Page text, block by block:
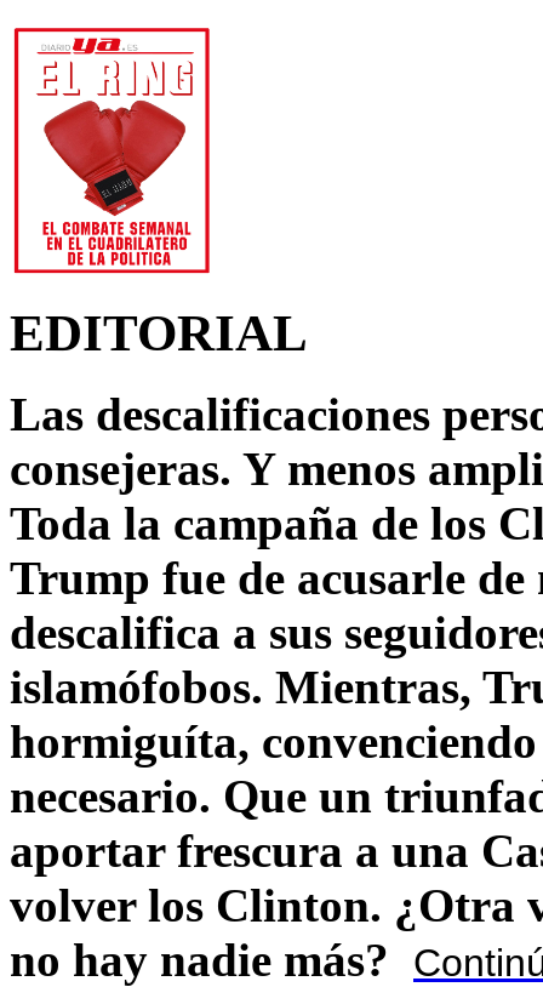
EDITORIAL
Las descalificaciones
consejeras. Y menos
Toda la campaña de los
Trump fue de acusarle
descalifica a sus
islamófobos. Mientras,
hormiguíta,
necesario. Que un
aportar frescura a una
volver los Clinton. ¿Otra
no hay nadie más?